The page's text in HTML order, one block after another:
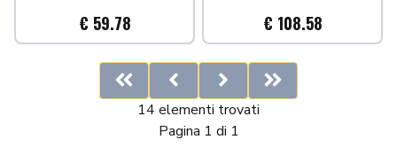
€ 59.78 € 108.58
FirstPrevious
14 elementi trovati
Pagina 1 di 1
NextLast